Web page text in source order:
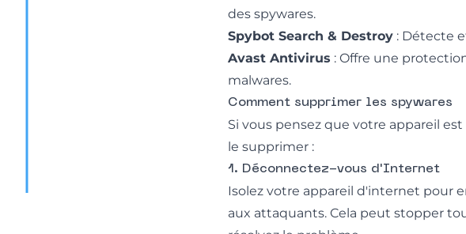
des spywares.
Spybot Search & Destroy : Détecte
Avast Antivirus : Offre une
malwares.
Comment supprimer les spywares
Si vous pensez que votre appareil
le supprimer :
1. Déconnectez-vous d'Internet
Isolez votre appareil d'internet pour
aux attaquants. Cela peut stopper